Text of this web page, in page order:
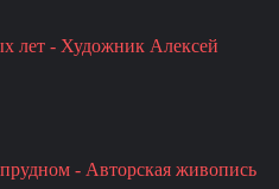
лет - Художник Алексей
- Авторская живопись